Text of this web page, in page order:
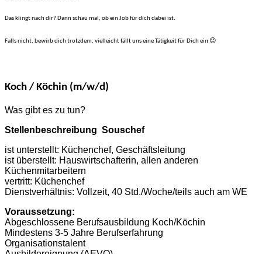
Das klingt nach dir? Dann schau mal, ob ein Job für dich dabei ist.
Falls nicht, bewirb dich trotzdem, vielleicht fällt uns eine Tätigkeit für Dich ein 😉
Koch / Köchin (m/w/d)
Was gibt es zu tun?
Stellenbeschreibung Souschef
ist unterstellt: Küchenchef, Geschäftsleitung
ist überstellt: Hauswirtschafterin, allen anderen
Küchenmitarbeitern
vertritt: Küchenchef
Dienstverhältnis: Vollzeit, 40 Std./Woche/teils auch am WE
Voraussetzung:
Abgeschlossene Berufsausbildung Koch/Köchin
Mindestens 3-5 Jahre Berufserfahrung
Organisationstalent